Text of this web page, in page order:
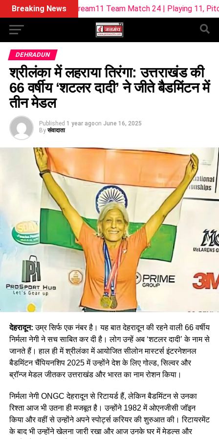
Breaking News
W Dream11 Team Match 24 | Playing 11, Pitch Report &
DEHRADUN
श्रीलंका में लहराया तिरंगा: उत्तराखंड की
66 वर्षीय ‘शटलर दादी’ ने जीते बैडमिंटन में
तीन मेडल
Published 1 year agoon June 16, 2025
By संवादाता
देहरादून:उम्र सिर्फ एक नंबर है। यह बात देहरादून की रहने वाली 66 वर्षीय
निर्मला नेगी ने सच साबित कर दी है। लोग उन्हें अब ‘शटलर दादी’ के नाम से
जानते हैं। हाल ही में श्रीलंका में आयोजित सीलोन मास्टर्स इंटरनेशनल
बैडमिंटन चैंपियनशिप 2025 में उन्होंने देश के लिए गोल्ड, सिल्वर और
ब्रॉन्ज मेडल जीतकर उत्तराखंड और भारत का नाम रोशन किया।
निर्मला नेगी ONGC देहरादून से रिटायर्ड हैं, लेकिन बैडमिंटन से उनका
रिश्ता आज भी उतना ही मजबूत है। उन्होंने 1982 में ओएनजीसी जॉइन
किया और वहीं से उन्होंने अपने स्पोर्ट्स करियर की शुरुआत की। रिटायरमेंट
के बाद भी उन्होंने खेलना जारी रखा और आज उनके घर में मेडल्स और